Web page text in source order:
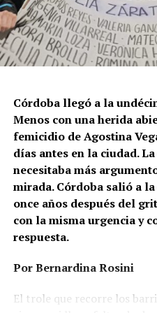
Ganar la vida: La
Córdoba llegó a la
Menos con una herida
femicidio de Agostina
días antes en la ciudad.
necesitaba más
mirada. Córdoba salió a
once años después del
con la misma urgencia y
respuesta.
Por Bernardina Rosini
El trole que recorre los